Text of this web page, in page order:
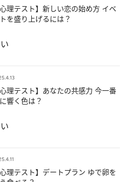
心理テスト】新しい恋の始め方 イベ
を盛り上げるには？
心理テスト】あなたの共感力 今一番
響く色は？
心理テスト】デートプラン ゆで卵を